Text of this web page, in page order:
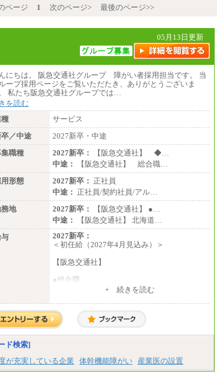
ページ 1 次のページ> 最後のページ>>
05月13日更新
にちは。 阪急交通社グループ 障がい者採用担当です。 当
ープ採用ページをご覧いただたき、ありがとうございま
私たち阪急交通社グループでは…
を読む
サービス
卒／中途
2027新卒・中途
職種
2027新卒：
【阪急交通社】 ◆…
中途：
【阪急交通社】 総合職…
用形態
2027新卒： 正社員
中途： 正社員/契約社員/アル…
地
2027新卒：
【阪急交通社】 ●…
中途：
【阪急交通社】 北海道…
2027新卒：
＜初任給（2027年4月見込み）＞
【阪急交通社】
●総合職
月給250,000円(※1)、247,000円(※2)、242,
000円(※3)、239,000円(※4)、237,000円（※
5）
5）
+ 続きを読む
ド検索]
が充実している企業 体幹機能障がい 産業医の設置